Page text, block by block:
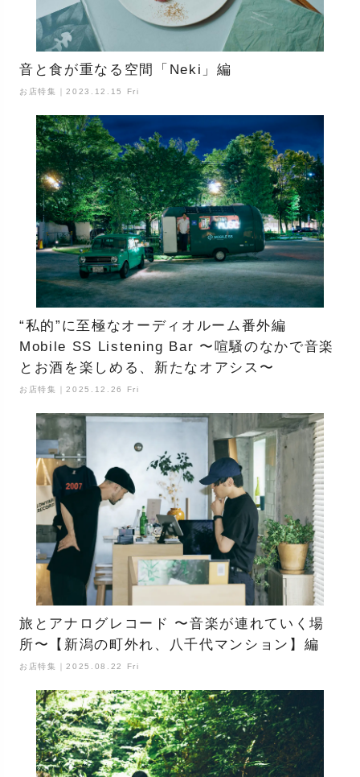
音と食が重なる空間「Neki」編
お店特集｜2023.12.15 Fri
“私的”に至極なオーディオルーム番外編
Mobile SS Listening Bar 〜喧騒のなかで音楽
とお酒を楽しめる、新たなオアシス〜
お店特集｜2025.12.26 Fri
旅とアナログレコード 〜音楽が連れていく場
所〜【新潟の町外れ、八千代マンション】編
お店特集｜2025.08.22 Fri